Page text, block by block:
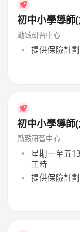
初中小學導師
勵致研習中心
提供保險計劃
初中小學導師
勵致研習中心
星期一至五
工時
提供保險計劃